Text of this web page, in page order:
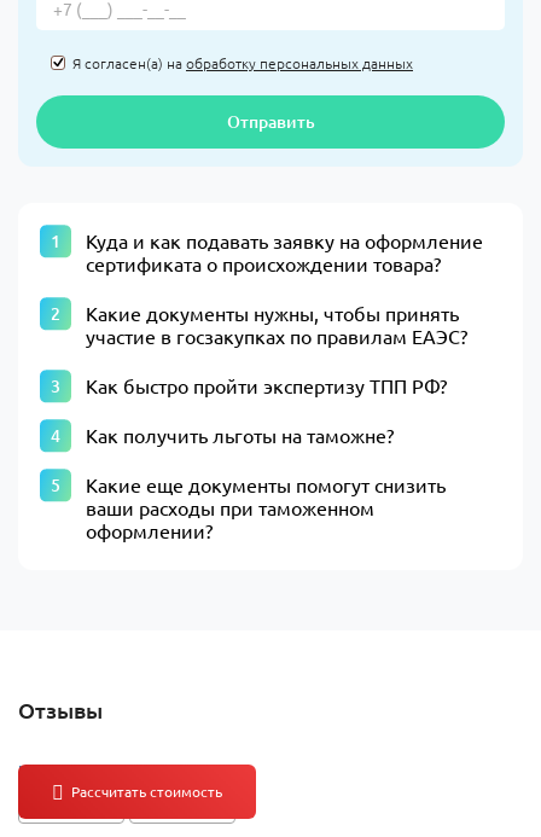
Я согласен(а) наобработку персональных данных
Отправить
Куда и как подавать заявку на оформление
сертификата о происхождении товара?
Какие документы нужны, чтобы принять
участие в госзакупках по правилам ЕАЭС?
Как быстро пройти экспертизу ТПП РФ?
Как получить льготы на таможне?
Какие еще документы помогут снизить
ваши расходы при таможенном
оформлении?
Отзывы
Кейсы НЦЛ
5
5